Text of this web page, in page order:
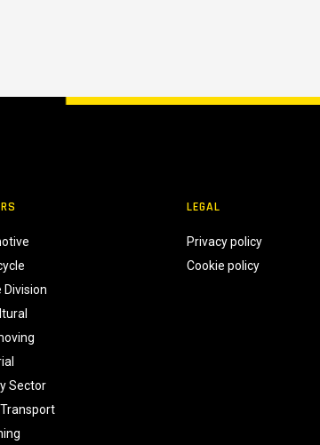
Division
Sector
LEGAL
Privacy policy
Cookie policy